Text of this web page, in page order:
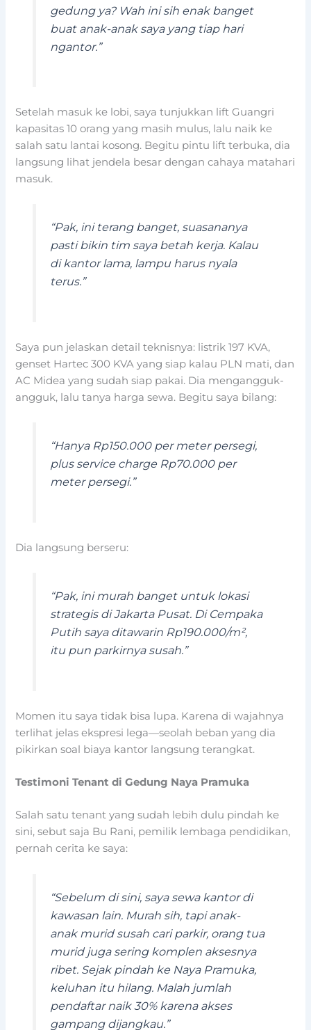
gedung ya? Wah ini sih enak banget
buat anak-anak saya yang tiap hari
ngantor.”
Setelah masuk ke lobi, saya tunjukkan lift Guangri
kapasitas 10 orang yang masih mulus, lalu naik ke
salah satu lantai kosong. Begitu pintu lift terbuka, dia
langsung lihat jendela besar dengan cahaya matahari
masuk.
“Pak, ini terang banget, suasananya
pasti bikin tim saya betah kerja. Kalau
di kantor lama, lampu harus nyala
terus.”
Saya pun jelaskan detail teknisnya: listrik 197 KVA,
genset Hartec 300 KVA yang siap kalau PLN mati, dan
AC Midea yang sudah siap pakai. Dia mengangguk-
angguk, lalu tanya harga sewa. Begitu saya bilang:
“Hanya Rp150.000 per meter persegi,
plus service charge Rp70.000 per
meter persegi.”
Dia langsung berseru:
“Pak, ini murah banget untuk lokasi
strategis di Jakarta Pusat. Di Cempaka
Putih saya ditawarin Rp190.000/m²,
itu pun parkirnya susah.”
Momen itu saya tidak bisa lupa. Karena di wajahnya
terlihat jelas ekspresi lega—seolah beban yang dia
pikirkan soal biaya kantor langsung terangkat.
Testimoni Tenant di Gedung Naya Pramuka
Salah satu tenant yang sudah lebih dulu pindah ke
sini, sebut saja Bu Rani, pemilik lembaga pendidikan,
pernah cerita ke saya:
“Sebelum di sini, saya sewa kantor di
kawasan lain. Murah sih, tapi anak-
anak murid susah cari parkir, orang tua
murid juga sering komplen aksesnya
ribet. Sejak pindah ke Naya Pramuka,
keluhan itu hilang. Malah jumlah
pendaftar naik 30% karena akses
gampang dijangkau.”